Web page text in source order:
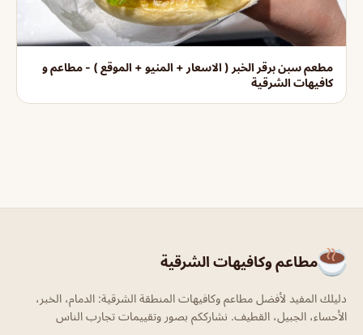
مطعم سبن برقر الخبر ( الاسعار + المنيو + الموقع ) - مطاعم و
كافيهات الشرقية
مطاعم وكافيهات الشرقية
دليلك المفيد لأفضل مطاعم وكافيهات المنطقة الشرقية: الدمام، الخبر،
الأحساء، الجبيل، القطيف. نشارككم بصور وتقييمات تجارب الناس